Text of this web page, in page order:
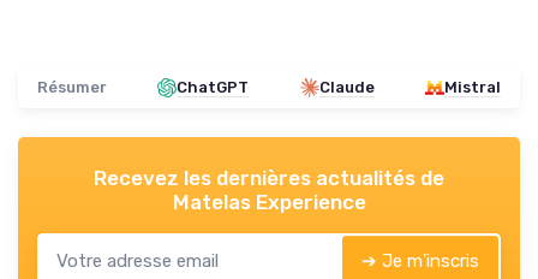
Résumer ChatGPT Claude Mistral
Recevez les dernières actualités de
Matelas Experience
➔ Je m'inscris